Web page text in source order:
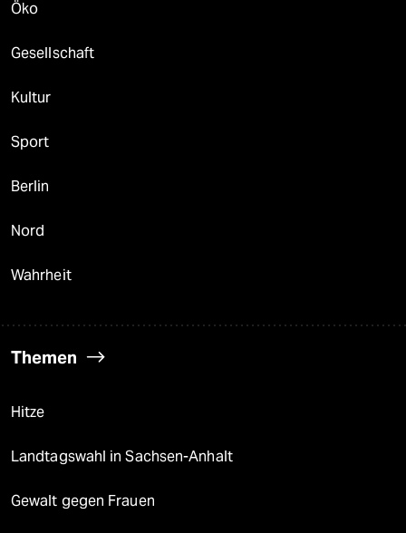
Öko
Gesellschaft
Kultur
Sport
Berlin
Nord
Wahrheit
Themen
Hitze
Landtagswahl in Sachsen-Anhalt
Gewalt gegen Frauen